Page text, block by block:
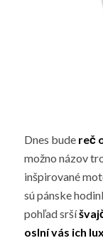
Dnes bude reč
možno názov
inšpirované
sú pánske
pohľad srší
oslní vás ich